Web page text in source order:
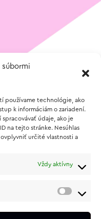
súbormi
používame technológie, ako
k informáciám o zariadení.
údaje, ako je
na tejto stránke. Nesúhlas
ovplyvniť určité vlastnosti a
Vždy aktívny